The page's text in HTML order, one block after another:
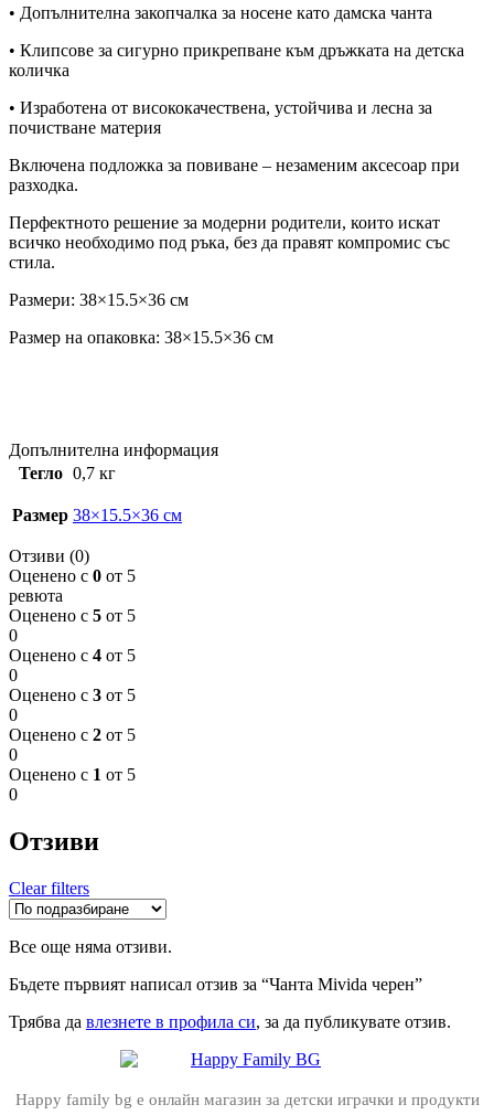
• Допълнителна закопчалка за носене като дамска чанта
• Клипсове за сигурно прикрепване към дръжката на детска
количка
• Изработена от висококачествена, устойчива и лесна за
почистване материя
Включена подложка за повиване – незаменим аксесоар при
разходка.
Перфектното решение за модерни родители, които искат
всичко необходимо под ръка, без да правят компромис със
стила.
Размери: 38×15.5×36 см
Размер на опаковка: 38×15.5×36 см
Допълнителна информация
Тегло 0,7 кг
Размер 38×15.5×36 см
Отзиви (0)
Оценено с 0 от 5
ревюта
Оценено с 5 от 5
0
Оценено с 4 от 5
0
Оценено с 3 от 5
0
Оценено с 2 от 5
0
Оценено с 1 от 5
0
Отзиви
Clear filters
Все още няма отзиви.
Бъдете първият написал отзив за “Чанта Mivida черен”
Трябва да влезнете в профила си, за да публикувате отзив.
Happy family bg е онлайн магазин за детски играчки и продукти